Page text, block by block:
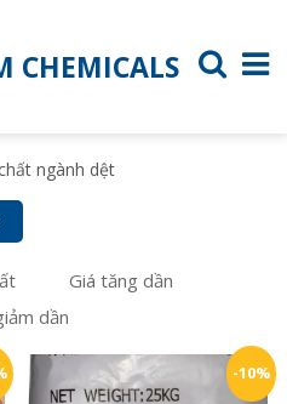
CHEMICALS
ngành dệt
Giá tăng dần
dần
-10%